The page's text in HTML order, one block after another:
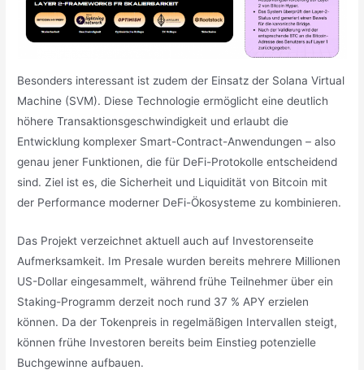
Besonders interessant ist zudem der Einsatz der Solana Virtual
Machine (SVM). Diese Technologie ermöglicht eine deutlich
höhere Transaktionsgeschwindigkeit und erlaubt die
Entwicklung komplexer Smart-Contract-Anwendungen – also
genau jener Funktionen, die für DeFi-Protokolle entscheidend
sind. Ziel ist es, die Sicherheit und Liquidität von Bitcoin mit
der Performance moderner DeFi-Ökosysteme zu kombinieren.
Das Projekt verzeichnet aktuell auch auf Investorenseite
Aufmerksamkeit. Im Presale wurden bereits mehrere Millionen
US-Dollar eingesammelt, während frühe Teilnehmer über ein
Staking-Programm derzeit noch rund 37 % APY erzielen
können. Da der Tokenpreis in regelmäßigen Intervallen steigt,
können frühe Investoren bereits beim Einstieg potenzielle
Buchgewinne aufbauen.